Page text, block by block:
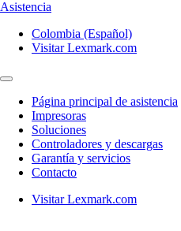
Asistencia
Colombia (Español)
Visitar Lexmark.com
Página principal de asistencia
Impresoras
Soluciones
Controladores y descargas
Garantía y servicios
Contacto
Visitar Lexmark.com